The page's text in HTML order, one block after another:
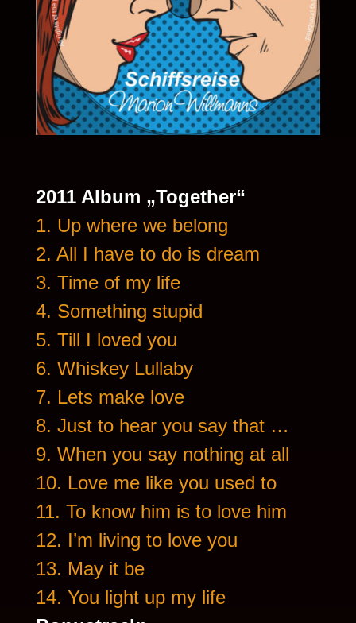
2011 Album „Together“
1. Up where we belong
2. All I have to do is dream
3. Time of my life
4. Something stupid
5. Till I loved you
6. Whiskey Lullaby
7. Lets make love
8. Just to hear you say that …
9. When you say nothing at all
10. Love me like you used to
11. To know him is to love him
12. I’m living to love you
13. May it be
14. You light up my life